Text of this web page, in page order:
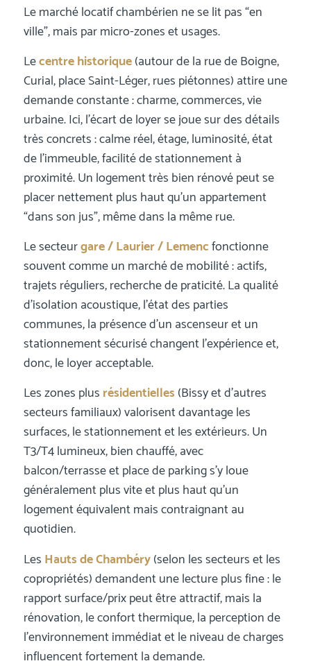
Le marché locatif chambérien ne se lit pas “en
ville”, mais par micro-zones et usages.
Lecentre historique(autour de la rue de Boigne,
Curial, place Saint-Léger, rues piétonnes) attire une
demande constante : charme, commerces, vie
urbaine. Ici, l’écart de loyer se joue sur des détails
très concrets : calme réel, étage, luminosité, état
de l’immeuble, facilité de stationnement à
proximité. Un logement très bien rénové peut se
placer nettement plus haut qu’un appartement
“dans son jus”, même dans la même rue.
Le secteurgare / Laurier / Lemencfonctionne
souvent comme un marché de mobilité : actifs,
trajets réguliers, recherche de praticité. La qualité
d’isolation acoustique, l’état des parties
communes, la présence d’un ascenseur et un
stationnement sécurisé changent l’expérience et,
donc, le loyer acceptable.
Les zones plus résidentielles (Bissy et d’autres
secteurs familiaux) valorisent davantage les
surfaces, le stationnement et les extérieurs. Un
T3/T4 lumineux, bien chauffé, avec
balcon/terrasse et place de parking s’y loue
généralement plus vite et plus haut qu’un
logement équivalent mais contraignant au
quotidien.
Les Hauts de Chambéry(selon les secteurs et les
copropriétés) demandent une lecture plus fine : le
rapport surface/prix peut être attractif, mais la
rénovation, le confort thermique, la perception de
l’environnement immédiat et le niveau de charges
influencent fortement la demande.